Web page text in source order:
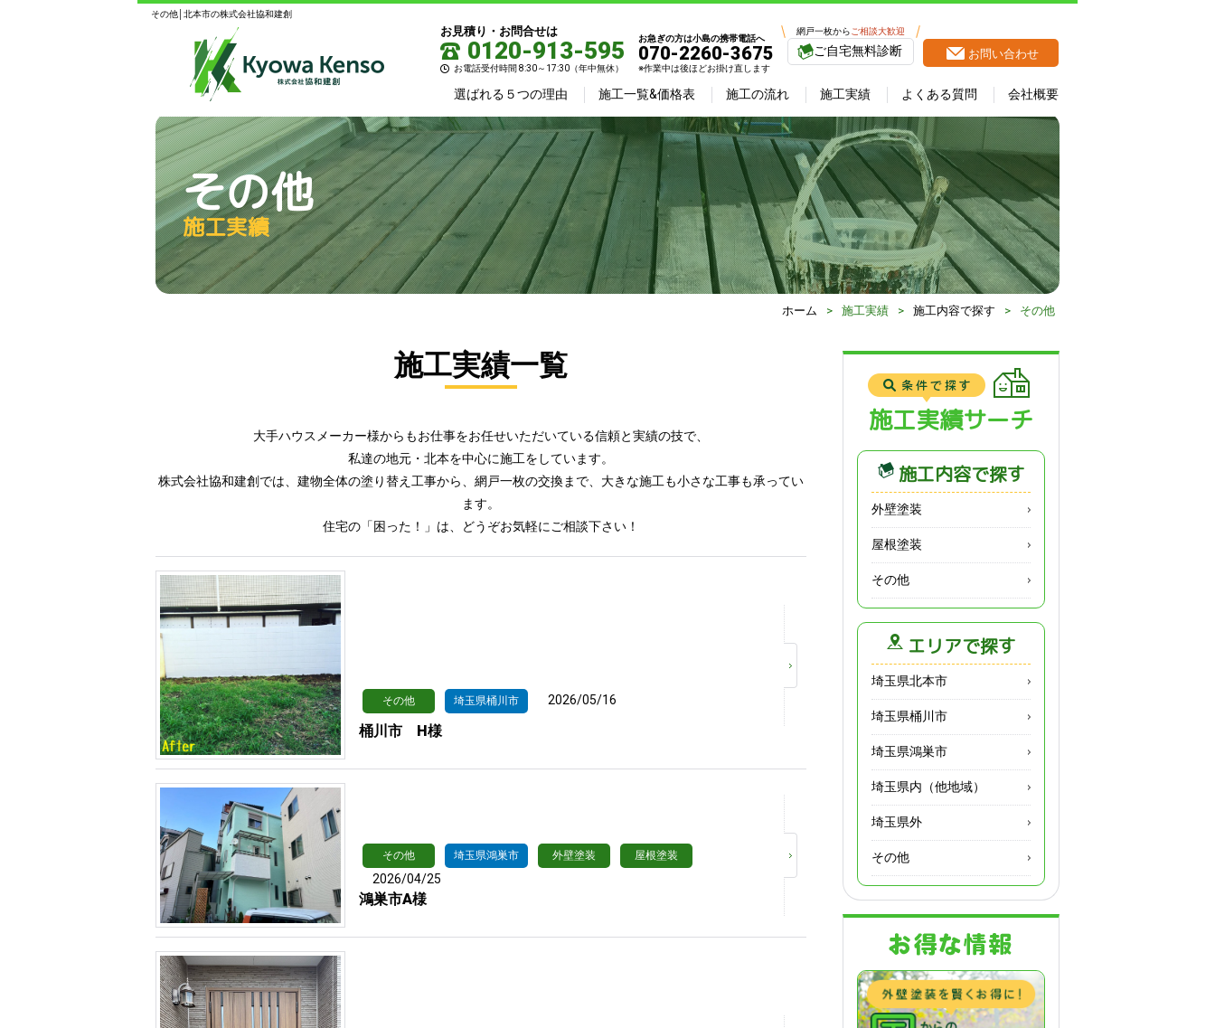
その他│北本市の株式会社協和建創
お見積り・お問合せは
0120-913-595
お電話受付時間 8:30～17:30（年中無休）
お急ぎの方は小島の携帯電話へ
070-2260-3675
※作業中は後ほどお掛け直します
網戸一枚から ご相談大歓迎
ご自宅無料診断 お問い合わせ
選ばれる５つの理由 施工一覧&価格表 施工の流れ 施工実績 よくある質問 会社概要
その他
施工実績
ホーム > 施工実績 > 施工内容で探す > その他
施工実績一覧
大手ハウスメーカー様からもお仕事をお任せいただいている信頼と実績の技で、
私達の地元・北本を中心に施工をしています。
株式会社協和建創では、建物全体の塗り替え工事から、網戸一枚の交換まで、大きな施工も小さな工事も承ってい
ます。
住宅の「困った！」は、どうぞお気軽にご相談下さい！
その他 埼玉県桶川市 2026/05/16
桶川市 H様
その他 埼玉県鴻巣市 外壁塗装 屋根塗装
2026/04/25
鴻巣市A様
施工実績サーチ
施工内容で探す
外壁塗装
屋根塗装
その他
エリアで探す
埼玉県北本市
埼玉県桶川市
埼玉県鴻巣市
埼玉県内（他地域）
埼玉県外
その他